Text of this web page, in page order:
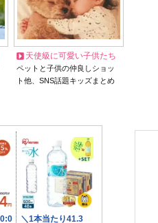
天使級に可愛い子供たち
ペットと子供の仲良しショッ
ト他、SNS話題キッズまとめ